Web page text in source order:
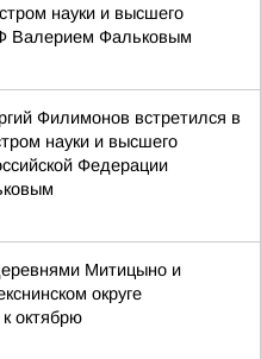
науки и высшего
Валерием Фальковым
Филимонов встретился в
науки и высшего
Федерации
Митицыно и
округе
октябрю